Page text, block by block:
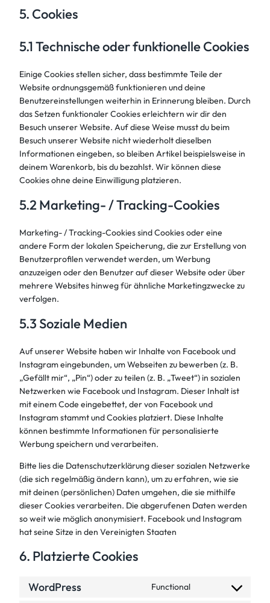
5. Cookies
5.1 Technische oder funktionelle Cookies
Einige Cookies stellen sicher, dass bestimmte Teile der
Website ordnungsgemäß funktionieren und deine
Benutzereinstellungen weiterhin in Erinnerung bleiben. Durch
das Setzen funktionaler Cookies erleichtern wir dir den
Besuch unserer Website. Auf diese Weise musst du beim
Besuch unserer Website nicht wiederholt dieselben
Informationen eingeben, so bleiben Artikel beispielsweise in
deinem Warenkorb, bis du bezahlst. Wir können diese
Cookies ohne deine Einwilligung platzieren.
5.2 Marketing- / Tracking-Cookies
Marketing- / Tracking-Cookies sind Cookies oder eine
andere Form der lokalen Speicherung, die zur Erstellung von
Benutzerprofilen verwendet werden, um Werbung
anzuzeigen oder den Benutzer auf dieser Website oder über
mehrere Websites hinweg für ähnliche Marketingzwecke zu
verfolgen.
5.3 Soziale Medien
Auf unserer Website haben wir Inhalte von Facebook und
Instagram eingebunden, um Webseiten zu bewerben (z. B.
„Gefällt mir“, „Pin“) oder zu teilen (z. B. „Tweet“) in sozialen
Netzwerken wie Facebook und Instagram. Dieser Inhalt ist
mit einem Code eingebettet, der von Facebook und
Instagram stammt und Cookies platziert. Diese Inhalte
können bestimmte Informationen für personalisierte
Werbung speichern und verarbeiten.
Bitte lies die Datenschutzerklärung dieser sozialen Netzwerke
(die sich regelmäßig ändern kann), um zu erfahren, wie sie
mit deinen (persönlichen) Daten umgehen, die sie mithilfe
dieser Cookies verarbeiten. Die abgerufenen Daten werden
so weit wie möglich anonymisiert. Facebook und Instagram
hat seine Sitze in den Vereinigten Staaten
6. Platzierte Cookies
WordPress Functional